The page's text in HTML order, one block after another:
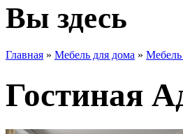
Вы здесь
Главная » Мебель для дома » Мебель
Гостиная